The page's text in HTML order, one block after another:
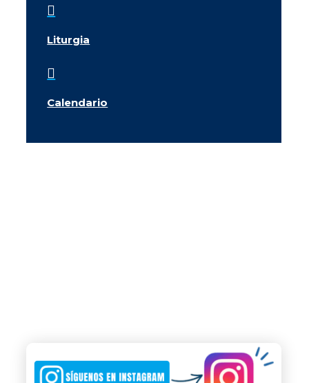

Liturgia

Calendario